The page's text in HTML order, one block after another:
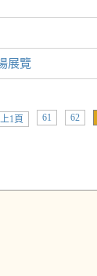
展覽
上1頁 61 62